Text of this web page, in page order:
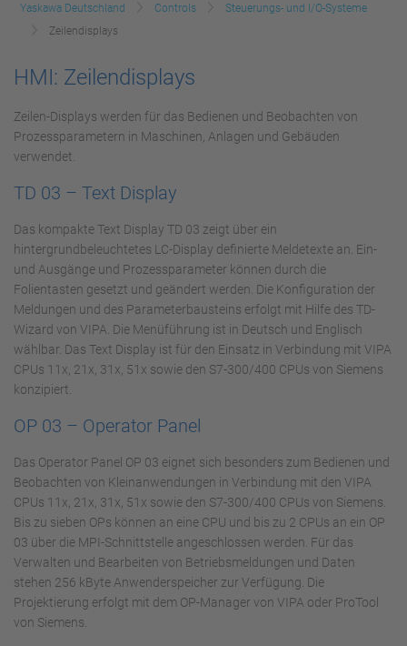
Yaskawa Deutschland Controls
Steuerungs- und I/O-Systeme
Zeilendisplays
HMI: Zeilendisplays
Zeilen-Displays werden für das Bedienen und Beobachten von
Prozessparametern in Maschinen, Anlagen und Gebäuden
verwendet.
TD 03 – Text Display
Das kompakte Text Display TD 03 zeigt über ein
hintergrundbeleuchtetes LC-Display definierte Meldetexte an. Ein-
und Ausgänge und Prozessparameter können durch die
Folientasten gesetzt und geändert werden. Die Konfiguration der
Meldungen und des Parameterbausteins erfolgt mit Hilfe des TD-
Wizard von VIPA. Die Menüführung ist in Deutsch und Englisch
wählbar. Das Text Display ist für den Einsatz in Verbindung mit VIPA
CPUs 11x, 21x, 31x, 51x sowie den S7-300/400 CPUs von Siemens
konzipiert.
OP 03 – Operator Panel
Das Operator Panel OP 03 eignet sich besonders zum Bedienen und
Beobachten von Kleinanwendungen in Verbindung mit den VIPA
CPUs 11x, 21x, 31x, 51x sowie den S7-300/400 CPUs von Siemens.
Bis zu sieben OPs können an eine CPU und bis zu 2 CPUs an ein OP
03 über die MPI-Schnittstelle angeschlossen werden. Für das
Verwalten und Bearbeiten von Betriebsmeldungen und Daten
stehen 256 kByte Anwenderspeicher zur Verfügung. Die
Projektierung erfolgt mit dem OP-Manager von VIPA oder ProTool
von Siemens.